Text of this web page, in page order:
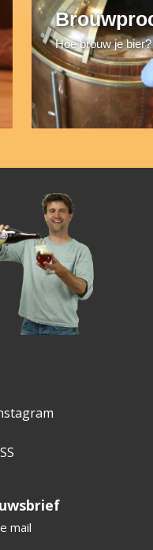
Hoe brouw je bier?
mail